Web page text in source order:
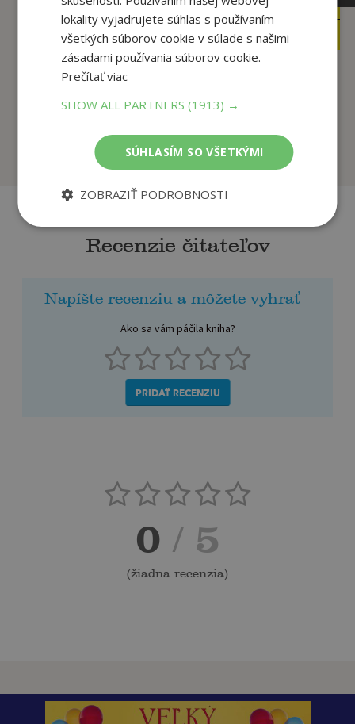
39,90€
37,91 €
Andrej Bán
37
Andrej Bán
Na sklade
Recenzie čitateľov
Napíšte recenziu a môžete vyhrať
Ako sa vám páčila kniha?
PRIDAŤ RECENZIU
0 / 5
(žiadna recenzia)
lokality vyjadrujete súhlas s používaním
všetkých súborov cookie v súlade s našimi
zásadami používania súborov cookie.
Prečítať viac
SHOW ALL PARTNERS(1913) →
SÚHLASÍM SO VŠETKÝMI
ZOBRAZIŤ PODROBNOSTI